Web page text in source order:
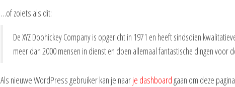
…of zoiets als dit:
De XYZ Doohickey Company is opgericht in 1971 en heeft sindsdien
meer dan 2000 mensen in dienst en doen allemaal fantastische dingen voor
Als nieuwe WordPress gebruiker kan je naarje dashboardgaan om deze